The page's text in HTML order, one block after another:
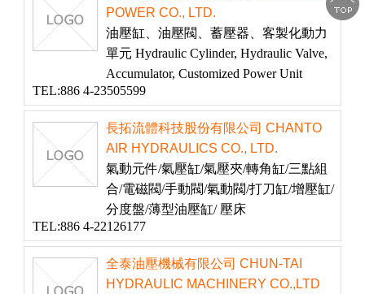
POWER CO., LTD.
油壓缸、油壓閥、蓄壓器、客製化動力
單元 Hydraulic Cylinder, Hydraulic Valve,
Accumulator, Customized Power Unit
TEL:886 4-23505599
長拓流體科技股份有限公司 CHANTO
AIR HYDRAULICS CO., LTD.
氣動元件/氣壓缸/氣壓夾/轉角缸/三點組
合/電磁閥/手動閥/氣動閥/打刀缸/增壓缸/
分度盤/薄型油壓缸/ 壓床
TEL:886 4-22126177
全泰油壓機械有限公司 CHUN-TAI
HYDRAULIC MACHINERY CO.,LTD